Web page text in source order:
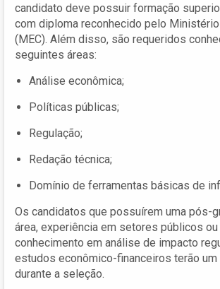
candidato deve possuir formação
com diploma reconhecido pelo Ministério
(MEC). Além disso, são requeridos
seguintes áreas:
Análise econômica;
Políticas públicas;
Regulação;
Redação técnica;
Domínio de ferramentas básicas de
Os candidatos que possuírem uma pós-
área, experiência em setores públicos
conhecimento em análise de impacto
estudos econômico-financeiros terão
durante a seleção.